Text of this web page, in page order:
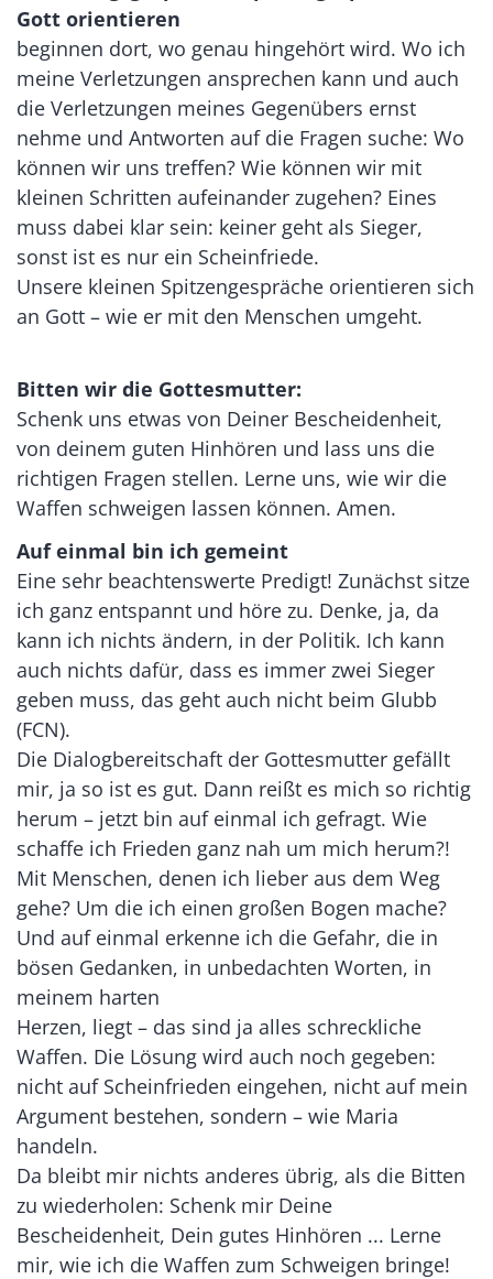
Gott orientieren
beginnen dort, wo genau hingehört wird. Wo ich
meine Verletzungen ansprechen kann und auch
die Verletzungen meines Gegenübers ernst
nehme und Antworten auf die Fragen suche: Wo
können wir uns treffen? Wie können wir mit
kleinen Schritten aufeinander zugehen? Eines
muss dabei klar sein: keiner geht als Sieger,
sonst ist es nur ein Scheinfriede.
Unsere kleinen Spitzengespräche orientieren sich
an Gott – wie er mit den Menschen umgeht.
Bitten wir die Gottesmutter:
Schenk uns etwas von Deiner Bescheidenheit,
von deinem guten Hinhören und lass uns die
richtigen Fragen stellen. Lerne uns, wie wir die
Waffen schweigen lassen können. Amen.
Auf einmal bin ich gemeint
Eine sehr beachtenswerte Predigt! Zunächst sitze
ich ganz entspannt und höre zu. Denke, ja, da
kann ich nichts ändern, in der Politik. Ich kann
auch nichts dafür, dass es immer zwei Sieger
geben muss, das geht auch nicht beim Glubb
(FCN).
Die Dialogbereitschaft der Gottesmutter gefällt
mir, ja so ist es gut. Dann reißt es mich so richtig
herum – jetzt bin auf einmal ich gefragt. Wie
schaffe ich Frieden ganz nah um mich herum?!
Mit Menschen, denen ich lieber aus dem Weg
gehe? Um die ich einen großen Bogen mache?
Und auf einmal erkenne ich die Gefahr, die in
bösen Gedanken, in unbedachten Worten, in
meinem harten
Herzen, liegt – das sind ja alles schreckliche
Waffen. Die Lösung wird auch noch gegeben:
nicht auf Scheinfrieden eingehen, nicht auf mein
Argument bestehen, sondern – wie Maria
handeln.
Da bleibt mir nichts anderes übrig, als die Bitten
zu wiederholen: Schenk mir Deine
Bescheidenheit, Dein gutes Hinhören ... Lerne
mir, wie ich die Waffen zum Schweigen bringe!